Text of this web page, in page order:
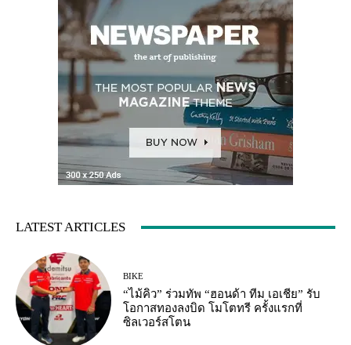
LATEST ARTICLES
BIKE
“ไม้คิว” ร่วมทัพ “ฮอนด้า ทีม เอเชีย” รับ
โอกาสทองลงบิด โมโตทรี ครั้งแรกที่
ซิลเวอร์สโตน